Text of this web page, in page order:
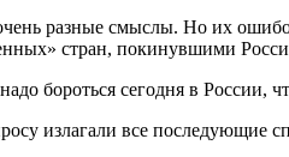
разные смыслы. Но их
стран, покинувшими
бороться сегодня в России,
излагали все последующие